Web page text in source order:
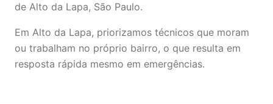
de Alto da Lapa, São Paulo.
Em Alto da Lapa, priorizamos técnicos que moram
ou trabalham no próprio bairro, o que resulta em
resposta rápida mesmo em emergências.